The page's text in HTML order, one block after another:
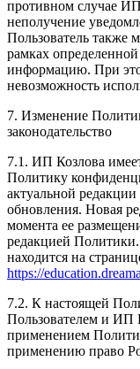
противном случае ИП
неполучение
Пользователь также
рамках
информацию. При
невозможность
7. Изменение
законодательство
7.1. ИП Козлова
Политику
актуальной редакции
обновления. Новая
момента ее
редакцией
находится на
https://
7.2. К настоящей
Пользователем и ИП
применением
применению право